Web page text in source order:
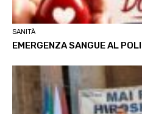
SANITÀ
EMERGENZA SANGUE AL